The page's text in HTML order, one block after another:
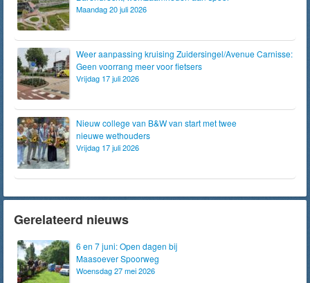
Maandag 20 juli 2026
Weer aanpassing kruising Zuidersingel/Avenue Carnisse:
Geen voorrang meer voor fietsers
Vrijdag 17 juli 2026
Nieuw college van B&W van start met twee
nieuwe wethouders
Vrijdag 17 juli 2026
Gerelateerd nieuws
6 en 7 juni: Open dagen bij
Maasoever Spoorweg
Woensdag 27 mei 2026